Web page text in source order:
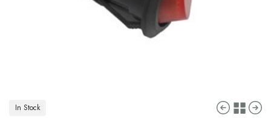
In Stock